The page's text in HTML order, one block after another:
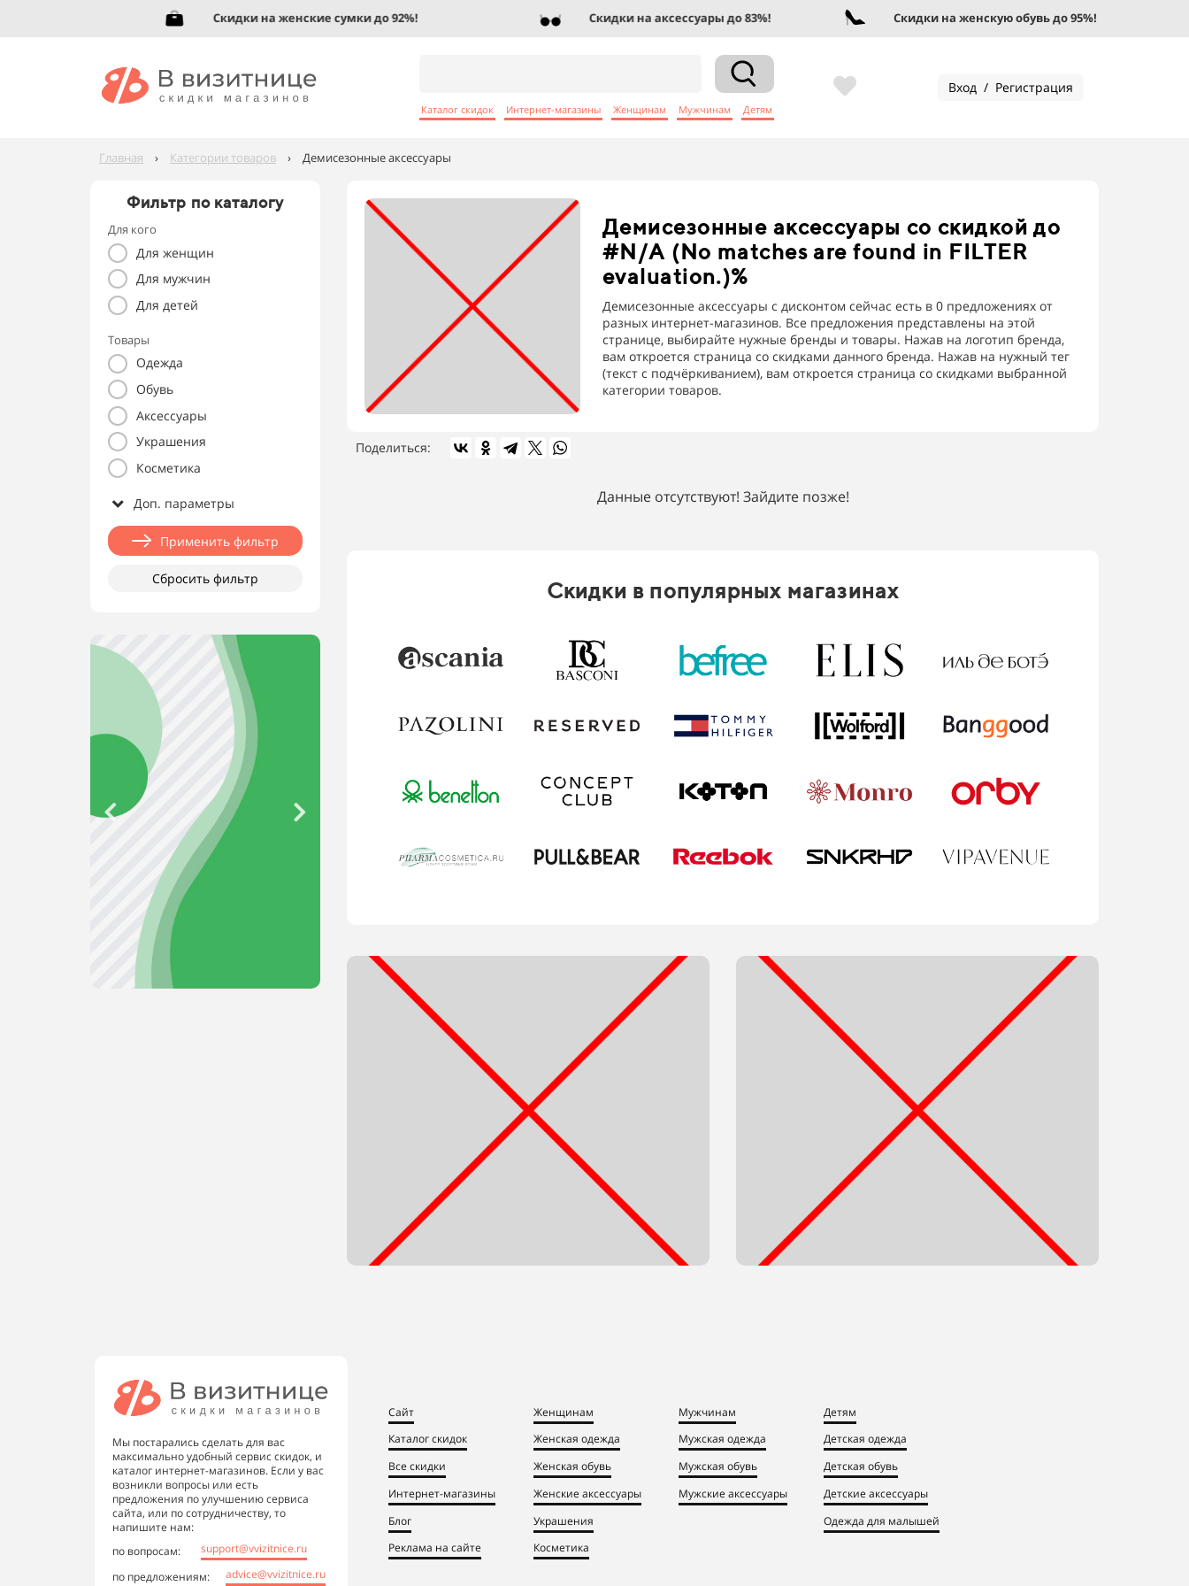
Скидки на женские сумки до 92%! Скидки на аксессуары до 83%! Скидки на женскую обувь до 95%!
Каталог скидок Интернет-магазины Женщинам Мужчинам Детям
Вход / Регистрация
Главная › Категории товаров › Демисезонные аксессуары
Фильтр по каталогу
Для кого
Для женщин
Для мужчин
Для детей
Товары
Одежда
Обувь
Аксессуары
Украшения
Косметика
Доп. параметры
Применить фильтр
Сбросить фильтр
Демисезонные аксессуары со скидкой до
#N/A (No matches are found in FILTER
evaluation.)%
Демисезонные аксессуары с дисконтом сейчас есть в 0 предложениях от
разных интернет-магазинов. Все предложения представлены на этой
странице, выбирайте нужные бренды и товары. Нажав на логотип бренда,
вам откроется страница со скидками данного бренда. Нажав на нужный тег
(текст с подчёркиванием), вам откроется страница со скидками выбранной
категории товаров.
Поделиться:
Данные отсутствуют! Зайдите позже!
Скидки в популярных магазинах
Мы постарались сделать для вас
максимально удобный сервис скидок, и
каталог интернет-магазинов. Если у вас
возникли вопросы или есть
предложения по улучшению сервиса
сайта, или по сотрудничеству, то
напишите нам:
по вопросам:
support@vvizitnice.ru
по предложениям:
advice@vvizitnice.ru
Сайт
Каталог скидок
Все скидки
Интернет-магазины
Блог
Реклама на сайте
Женщинам
Женская одежда
Женская обувь
Женские аксессуары
Украшения
Косметика
Мужчинам
Мужская одежда
Мужская обувь
Мужские аксессуары
Детям
Детская одежда
Детская обувь
Детские аксессуары
Одежда для малышей